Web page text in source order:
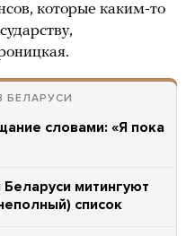
которые каким-то
БЕЛАРУСИ
словами: «Я пока
митингуют
список